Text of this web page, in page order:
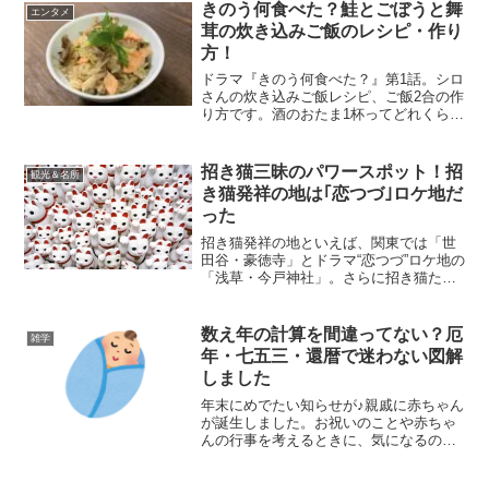
ダリルの優しさにキュン。恋愛か友情か
それを超える何かか、...
エンタメ
きのう何食べた？鮭とごぼうと舞
茸の炊き込みご飯のレシピ・作り
方！
ドラマ『きのう何食べた？』第1話。シロ
さんの炊き込みご飯レシピ、ご飯2合の作
り方です。酒のおたま1杯ってどれくら
す。ぜひ参考にしてくださいね。鮭とご
ぼうと舞茸の炊き込みご...
観光＆名所
招き猫三昧のパワースポット！招
き猫発祥の地は｢恋つづ｣ロケ地だ
った
招き猫発祥の地といえば、関東では「世
田谷・豪徳寺」とドラマ“恋つづ”ロケ地の
「浅草・今戸神社」。さらに招き猫たち
る招き猫情報もご紹介します。いっぱい
の招き猫に会える２つ...
雑学
数え年の計算を間違ってない？厄
年・七五三・還暦で迷わない図解
しました
年末にめでたい知らせが♪親戚に赤ちゃん
が誕生しました。お祝いのことや赤ちゃ
んの行事を考えるときに、気になるのが